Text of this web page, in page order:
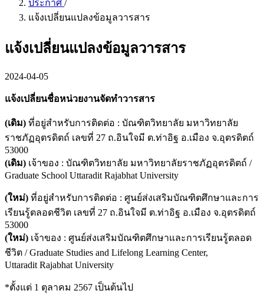
ประกาศ /
แจ้งเปลี่ยนแปลงข้อมูลวารสาร
แจ้งเปลี่ยนแปลงข้อมูลวารสาร
2024-04-05
แจ้งเปลี่ยนชื่อหน่วยงานจัดทำวารสาร
(เดิม) ที่อยู่สำหรับการติดต่อ : บัณฑิตวิทยาลัย มหาวิทยาลัย
ราชภัฏอุตรดิตถ์ เลขที่ 27 ถ.อินใจมี ต.ท่าอิฐ อ.เมือง จ.อุตรดิตถ์
53000
(เดิม) เจ้าของ : บัณฑิตวิทยาลัย มหาวิทยาลัยราชภัฏอุตรดิตถ์ /
Graduate School Uttaradit Rajabhat University
(ใหม่) ที่อยู่สำหรับการติดต่อ : ศูนย์ส่งเสริมบัณฑิตศึกษาและการ
เรียนรู้ตลอดชีวิต เลขที่ 27 ถ.อินใจมี ต.ท่าอิฐ อ.เมือง จ.อุตรดิตถ์
53000
(ใหม่) เจ้าของ : ศูนย์ส่งเสริมบัณฑิตศึกษาและการเรียนรู้ตลอด
ชีวิต / Graduate Studies and Lifelong Learning Center,
Uttaradit Rajabhat University
*ตั้งแต่ 1 ตุลาคม 2567 เป็นต้นไป